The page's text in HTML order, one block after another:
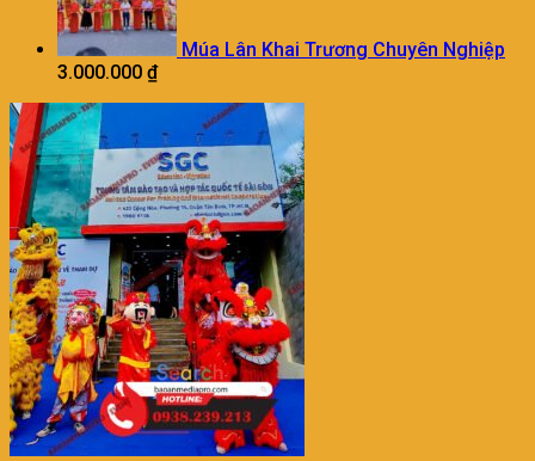
Múa Lân Khai Trương Chuyên Nghiệp
3.000.000 ₫